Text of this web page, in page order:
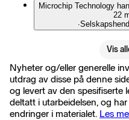
Microchip Technology
22
∙
Vis
Nyheter og/eller generelle
utdrag av disse på denne
og levert av den spesifiserte
deltatt i utarbeidelsen, og
endringer i materialet. Les